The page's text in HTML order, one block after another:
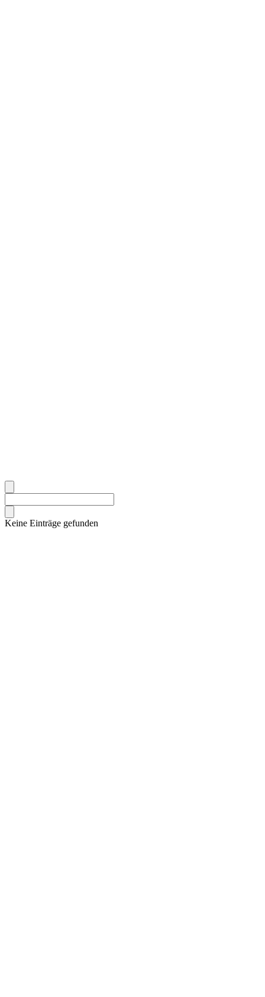
Keine Einträge gefunden